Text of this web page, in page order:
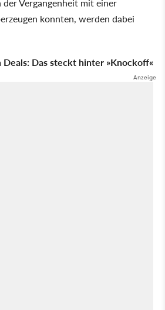
konnten, werden dabei
Deals: Das steckt hinter »Knockoff«